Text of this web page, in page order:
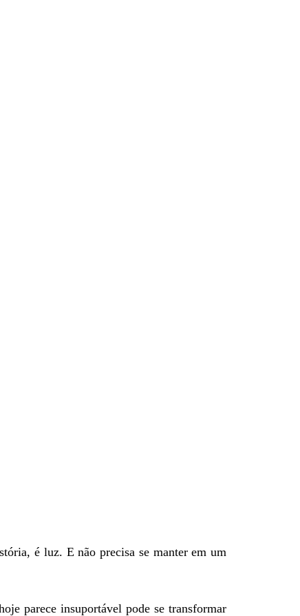
é luz. E não precisa se manter em um
parece insuportável pode se transformar